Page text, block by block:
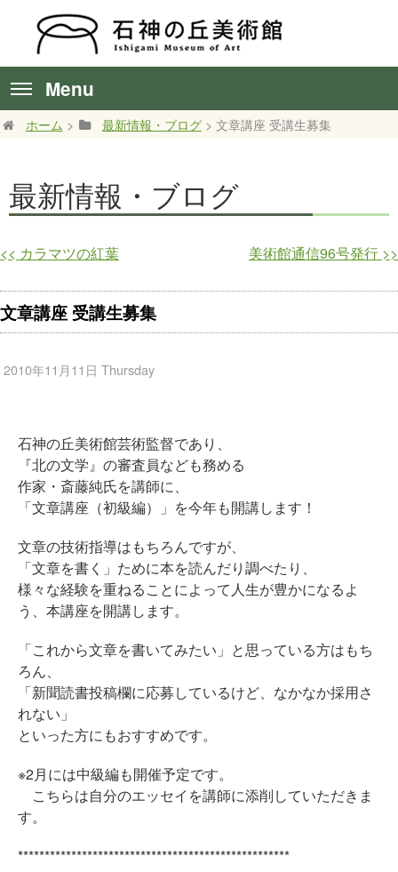
Menu
ホーム > 最新情報・ブログ > 文章講座 受講生募集
最新情報・ブログ
<< カラマツの紅葉 美術館通信96号発行 >>
文章講座 受講生募集
2010年11月11日 Thursday
石神の丘美術館芸術監督であり、
『北の文学』の審査員なども務める
作家・斎藤純氏を講師に、
「文章講座（初級編）」を今年も開講します！
文章の技術指導はもちろんですが、
「文章を書く」ために本を読んだり調べたり、
様々な経験を重ねることによって人生が豊かになるよ
う、本講座を開講します。
「これから文章を書いてみたい」と思っている方はもち
ろん、
「新聞読書投稿欄に応募しているけど、なかなか採用さ
れない」
といった方にもおすすめです。
※2月には中級編も開催予定です。
こちらは自分のエッセイを講師に添削していただきま
す。
***************************************************